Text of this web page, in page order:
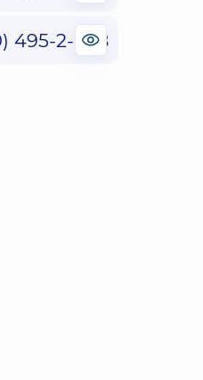
495-2-888